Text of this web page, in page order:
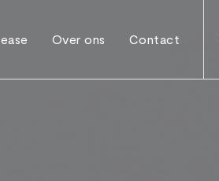
Over ons Contact